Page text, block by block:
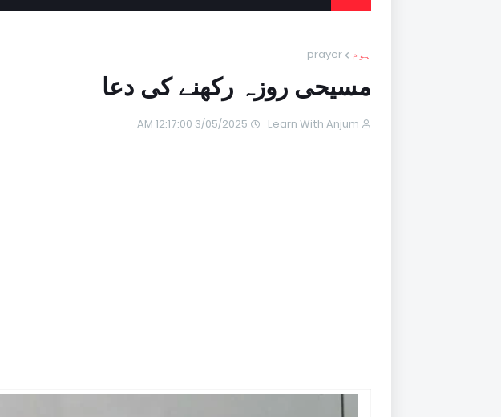
ہوم prayer
مسیحی روزہ رکھنے کی دعا
Learn With Anjum
3/05/2025 12:17:00 AM